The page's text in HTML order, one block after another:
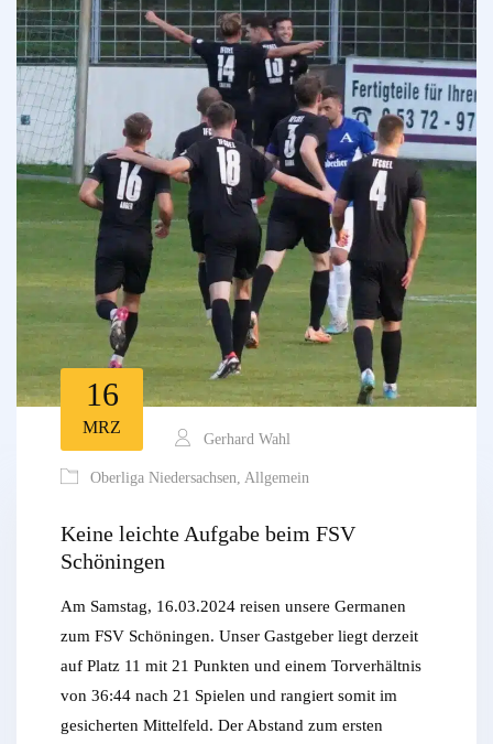
16
MRZ
Gerhard Wahl
Oberliga Niedersachsen Allgemein
Keine leichte Aufgabe beim FSV
Schöningen
Am Samstag, 16.03.2024 reisen unsere Germanen
zum FSV Schöningen. Unser Gastgeber liegt derzeit
auf Platz 11 mit 21 Punkten und einem Torverhältnis
von 36:44 nach 21 Spielen und rangiert somit im
gesicherten Mittelfeld. Der Abstand zum ersten